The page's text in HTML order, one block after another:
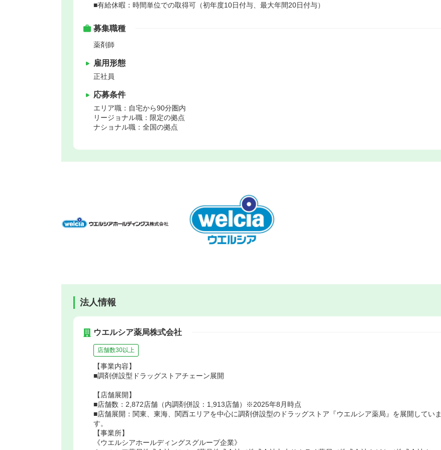
■有給休暇：時間単位での取得可（初年度10日付与、最大年間20日付与）
募集職種
薬剤師
雇用形態
正社員
応募条件
エリア職：自宅から90分圏内
リージョナル職：限定の拠点
ナショナル職：全国の拠点
法人情報
ウエルシア薬局株式会社
店舗数30以上
【事業内容】
■調剤併設型ドラッグストアチェーン展開
【店舗展開】
■店舗数：2,872店舗（内調剤併設：1,913店舗）※2025年8月時点
■店舗展開：関東、東海、関西エリアを中心に調剤併設型のドラッグストア『ウエルシア薬局』を展開していま
す。
【事業所】
《ウエルシアホールディングスグループ企業》